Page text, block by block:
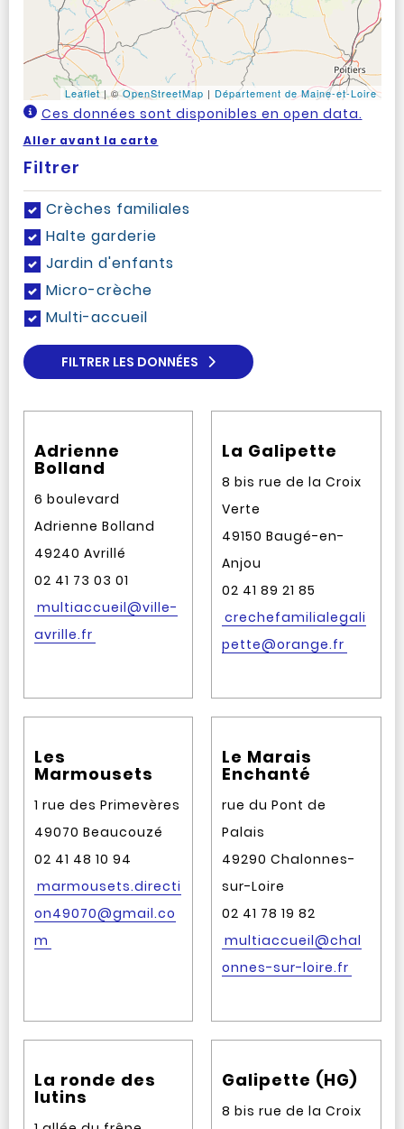
Leaflet | ©OpenStreetMap | Département de Maine-et-Loire
Ces données sont disponibles en open data.
Aller avant la carte
Filtrer
Crèches familiales
Halte garderie
Jardin d'enfants
Micro-crèche
Multi-accueil
FILTRER LES DONNÉES
Adrienne
Bolland
6 boulevard
Adrienne Bolland
49240 Avrillé
02 41 73 03 01
multiaccueil@ville-
avrille.fr
La Galipette
8 bis rue de la Croix
Verte
49150 Baugé-en-
Anjou
02 41 89 21 85
crechefamilialegali
pette@orange.fr
Les
Marmousets
1 rue des Primevères
49070 Beaucouzé
02 41 48 10 94
marmousets.directi
on49070@gmail.co
m
Le Marais
Enchanté
rue du Pont de
Palais
49290 Chalonnes-
sur-Loire
02 41 78 19 82
multiaccueil@chal
onnes-sur-loire.fr
La ronde des
lutins
Galipette (HG)
8 bis rue de la Croix